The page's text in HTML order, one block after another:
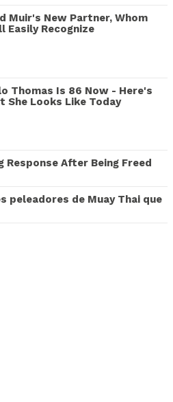
Muir's New Partner, Whom
Easily Recognize
Thomas Is 86 Now - Here's
She Looks Like Today
Response After Being Freed
peleadores de Muay Thai que